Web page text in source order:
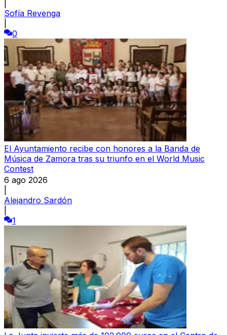
Sofía Revenga
0
El Ayuntamiento recibe con honores a la Banda de
Música de Zamora tras su triunfo en el World Music
Contest
6 ago 2026
Alejandro Sardón
1